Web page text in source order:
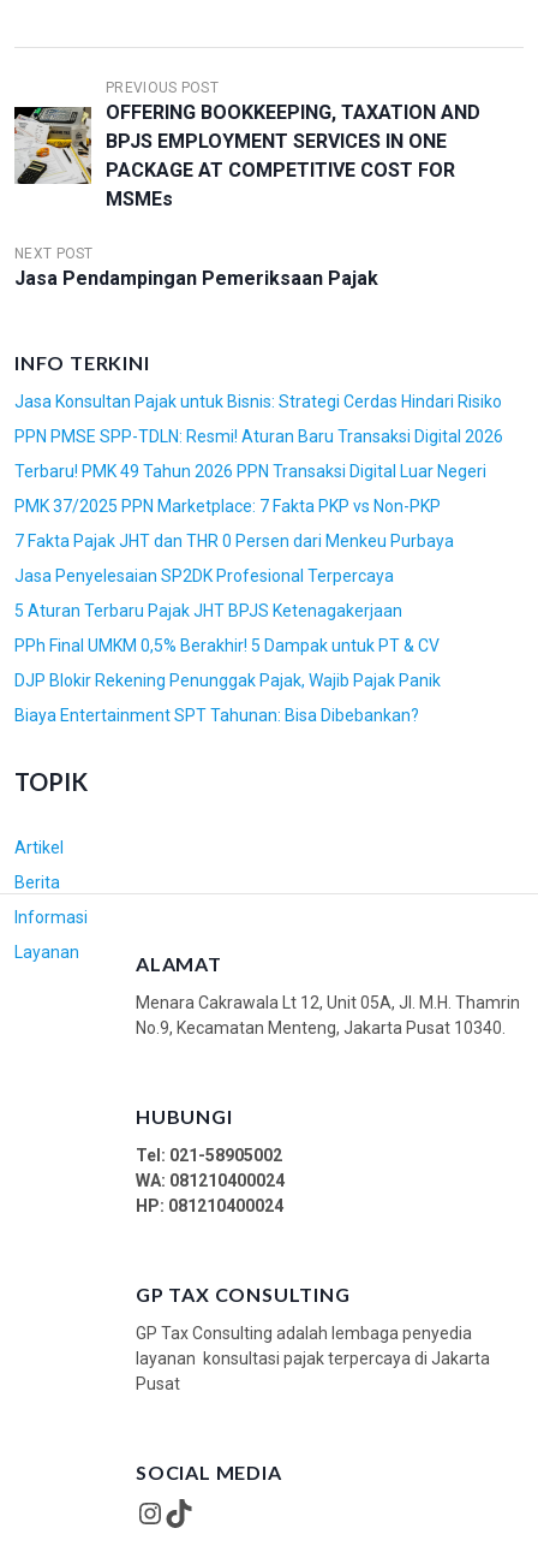
A
V
A
P
O
S
PREVIOUS POST
OFFERING BOOKKEEPING, TAXATION AND
BPJS EMPLOYMENT SERVICES IN ONE
PACKAGE AT COMPETITIVE COST FOR
MSMEs
NEXT POST
Jasa Pendampingan Pemeriksaan Pajak
INFO TERKINI
Jasa Konsultan Pajak untuk Bisnis: Strategi Cerdas Hindari Risiko
PPN PMSE SPP-TDLN: Resmi! Aturan Baru Transaksi Digital 2026
Terbaru! PMK 49 Tahun 2026 PPN Transaksi Digital Luar Negeri
PMK 37/2025 PPN Marketplace: 7 Fakta PKP vs Non-PKP
7 Fakta Pajak JHT dan THR 0 Persen dari Menkeu Purbaya
Jasa Penyelesaian SP2DK Profesional Terpercaya
5 Aturan Terbaru Pajak JHT BPJS Ketenagakerjaan
PPh Final UMKM 0,5% Berakhir! 5 Dampak untuk PT & CV
DJP Blokir Rekening Penunggak Pajak, Wajib Pajak Panik
Biaya Entertainment SPT Tahunan: Bisa Dibebankan?
TOPIK
Artikel
Berita
Informasi
Layanan
ALAMAT
Menara Cakrawala Lt 12, Unit 05A, Jl. M.H. Thamrin
No.9, Kecamatan Menteng, Jakarta Pusat 10340.
HUBUNGI
Tel: 021-58905002
WA: 081210400024
HP: 081210400024
GP TAX CONSULTING
GP Tax Consulting adalah lembaga penyedia
layanan konsultasi pajak terpercaya di Jakarta
Pusat
SOCIAL MEDIA
InstagramTikTok